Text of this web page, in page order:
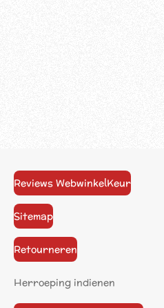
Reviews WebwinkelKeur
Sitemap
Retourneren
Herroeping indienen